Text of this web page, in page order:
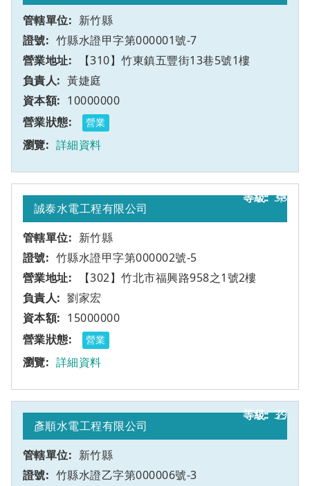
新竹縣
竹縣水證甲字第000001號-7
【310】竹東鎮五豐街13巷5號1樓
黃婕庭
10000000
營業
詳細資料
38
誠泰水電工程有限公司
新竹縣
竹縣水證甲字第000002號-5
【302】竹北市福興路958之1號2樓
甲
劉家宏
15000000
營業
詳細資料
39
彥順水電工程有限公司
新竹縣
竹縣水證乙字第000006號-3
乙